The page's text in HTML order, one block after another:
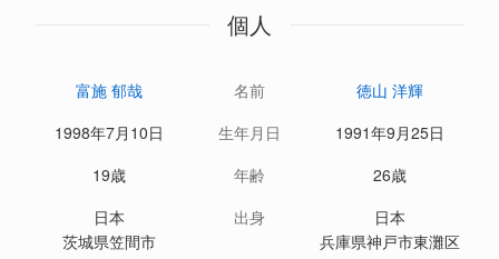
個人
富施 郁哉 名前
徳山 洋輝
1998年7月10日
生年月日
1991年9月25日
19歳
年齢
26歳
日本
茨城県笠間市
出身
日本
兵庫県神戸市東灘区